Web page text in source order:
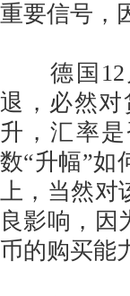
重要信号，
德国12月
退，必然
升，汇率
数“升幅”如
上，当然对
良影响，因
币的购买能